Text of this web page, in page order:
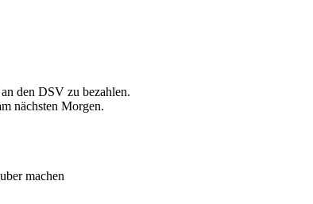
den DSV zu bezahlen.
nächsten Morgen.
machen